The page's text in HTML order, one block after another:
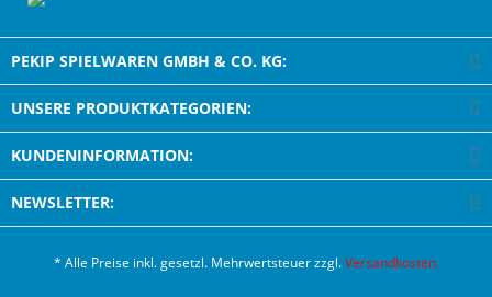
PEKIP SPIELWAREN GMBH & CO. KG:
UNSERE PRODUKTKATEGORIEN:
KUNDENINFORMATION:
NEWSLETTER:
* Alle Preise inkl. gesetzl. Mehrwertsteuer zzgl.Versandkosten.